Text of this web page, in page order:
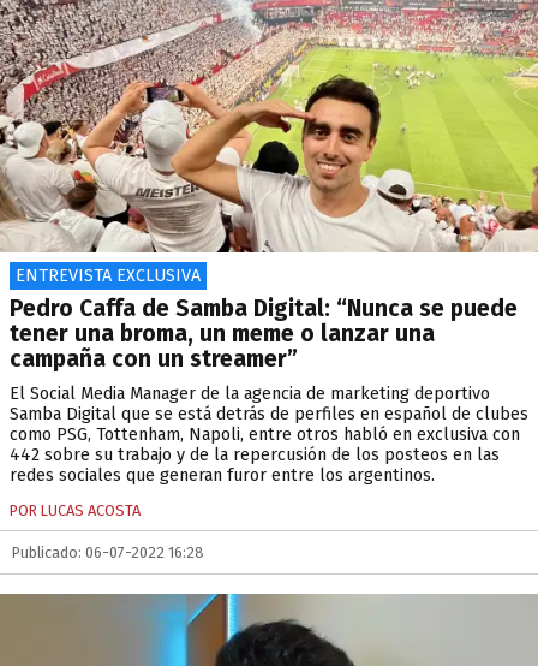
ENTREVISTA EXCLUSIVA
Pedro Caffa de Samba Digital: “Nunca se puede
tener una broma, un meme o lanzar una
campaña con un streamer”
El Social Media Manager de la agencia de marketing deportivo
Samba Digital que se está detrás de perfiles en español de clubes
como PSG, Tottenham, Napoli, entre otros habló en exclusiva con
442 sobre su trabajo y de la repercusión de los posteos en las
redes sociales que generan furor entre los argentinos.
POR LUCAS ACOSTA
Publicado: 06-07-2022 16:28